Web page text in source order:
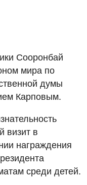
Сооронбай
мира по
думы
Карповым.
визит в
награждения
среди детей.